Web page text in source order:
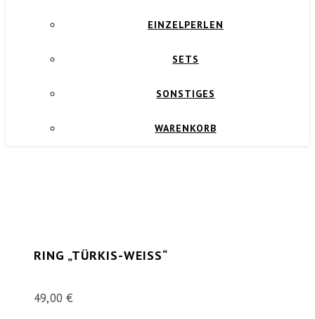
EINZELPERLEN
SETS
SONSTIGES
WARENKORB
RING „TÜRKIS-WEISS“
49,00€